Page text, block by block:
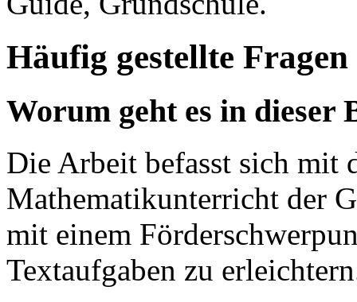
Häufig gestellte Fragen
Worum geht es in dieser
Die Arbeit befasst sich mit
Mathematikunterricht der
mit einem
Textaufgaben zu